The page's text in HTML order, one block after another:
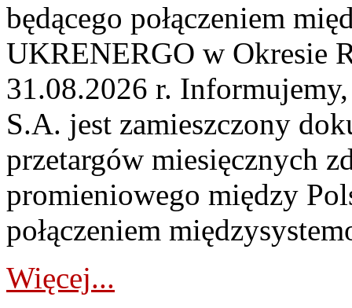
będącego połączeniem
UKRENERGO w Okresie
31.08.2026 r.
S.A. jest zamieszczony
przetargów miesięcznych
promieniowego między
połączeniem
Więcej...